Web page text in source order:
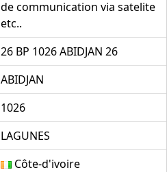
de communication via satelite
etc..
26 BP 1026 ABIDJAN 26
ABIDJAN
1026
LAGUNES
Côte-d'ivoire